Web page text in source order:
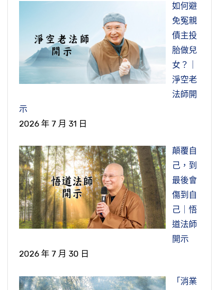
如何避
免冤親
債主投
胎做兒
女？｜
淨空老
法師開
示
2026 年 7 月 31 日
顛覆自
己，到
最後會
傷到自
己｜悟
道法師
開示
2026 年 7 月 30 日
「消業